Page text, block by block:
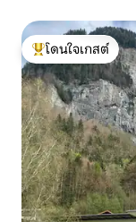
โดนใจเกสต์ที่สุด
โดนใจเกสต์